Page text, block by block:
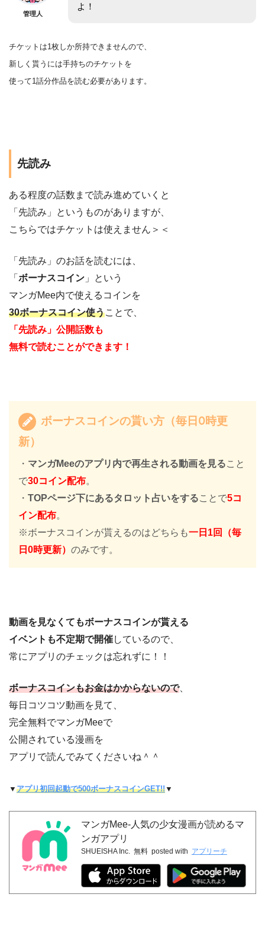
管理人
よ！
チケットは1枚しか所持できませんので、
新しく貰うには手持ちのチケットを
使って1話分作品を読む必要があります。
先読み
ある程度の話数まで読み進めていくと
「先読み」というものがありますが、
こちらではチケットは使えません＞＜
「先読み」のお話を読むには、
「 ボーナスコイン 」という
マンガMee内で使えるコインを
30ボーナスコイン使うことで、
「先読み」公開話数も
無料で読むことができます！
ボーナスコインの貰い方（毎日0時更
新）
・ マンガMeeのアプリ内で再生される動画を見ること
で30コイン配布。
・ TOPページ下にあるタロット占いをすることで5コ
イン配布。
※ボーナスコインが貰えるのはどちらも一日1回（毎
日0時更新） のみです。
動画を見なくてもボーナスコインが貰える
イベントも不定期で開催しているので、
常にアプリのチェックは忘れずに！！
ボーナスコインもお金はかからないので、
毎日コツコツ動画を見て、
完全無料でマンガMeeで
公開されている漫画を
アプリで読んでみてくださいね＾＾
▼ アプリ初回起動で500ボーナスコインGET!!▼
マンガMee-人気の少女漫画が読めるマ
ンガアプリ
SHUEISHA Inc. 無料 posted with アプリーチ